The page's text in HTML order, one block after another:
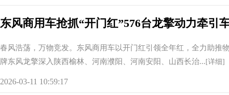
东风商用车抢抓“开门红”576台龙擎动力牵引
春风浩荡，万物竞发。东风商用车以开门红引领全年红，全力助推
牌东风龙擎深入陕西榆林、河南濮阳、河南安阳、山西长治... [详细]
2026-03-11 10:59:17